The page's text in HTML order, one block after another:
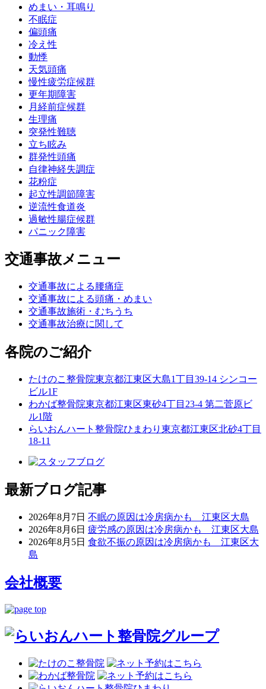
めまい・耳鳴り
不眠症
偏頭痛
冷え性
動悸
天気頭痛
慢性疲労症候群
更年期障害
月経前症候群
生理痛
突発性難聴
立ち眩み
群発性頭痛
自律神経失調症
花粉症
起立性調節障害
逆流性食道炎
過敏性腸症候群
パニック障害
交通事故メニュー
交通事故による腰痛症
交通事故による頭痛・めまい
交通事故施術・むちうち
交通事故治療に関して
各院のご紹介
たけのこ整骨院東京都江東区大島1丁目39-14 シンコー
ビル1F
わかば整骨院東京都江東区東砂4丁目23-4 第二菅原ビ
ル1階
らいおんハート整骨院ひまわり 東京都江東区北砂4丁目
18-11
最新ブログ記事
2026年8月7日 不眠の原因は冷房病かも 江東区大島
2026年8月6日 疲労感の原因は冷房病かも 江東区大島
2026年8月5日 食欲不振の原因は冷房病かも 江東区大
島
会社概要